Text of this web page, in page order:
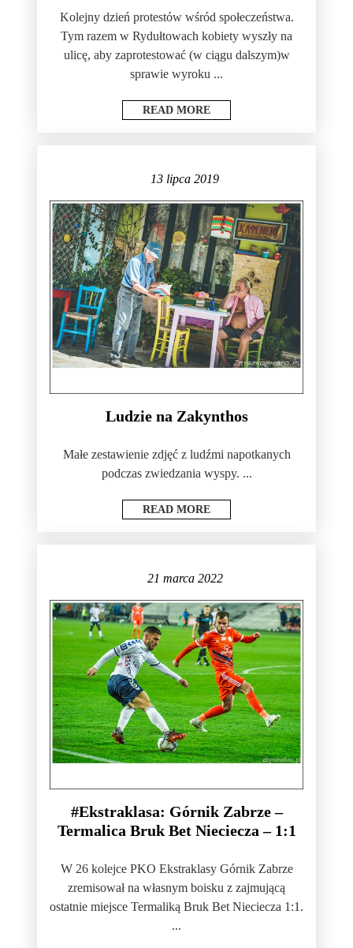
Kolejny dzień protestów wśród społeczeństwa.
Tym razem w Rydułtowach kobiety wyszły na
ulicę, aby zaprotestować (w ciągu dalszym)w
sprawie wyroku ...
READ MORE
13 lipca 2019
Ludzie na Zakynthos
Małe zestawienie zdjęć z ludźmi napotkanych
podczas zwiedzania wyspy. ...
READ MORE
21 marca 2022
#Ekstraklasa: Górnik Zabrze –
Termalica Bruk Bet Nieciecza – 1:1
W 26 kolejce PKO Ekstraklasy Górnik Zabrze
zremisował na własnym boisku z zajmującą
ostatnie miejsce Termaliką Bruk Bet Nieciecza 1:1.
...